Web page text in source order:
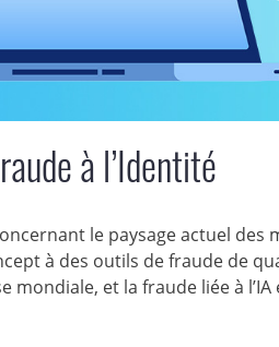
à l’Identité
le paysage actuel des
à des outils de fraude de
et la fraude liée à l’IA